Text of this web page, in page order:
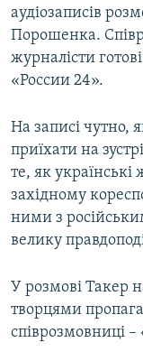
аудіозаписів
Порошенка.
журналісти
«России 24».
На записі чутно,
приїхати на
те, як
західному
ними з
велику
У розмові Такер
творцями
співрозмовниці